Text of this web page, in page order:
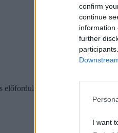
confirm
continue
information
further
I want
előfordult hasonló hiba, ahol